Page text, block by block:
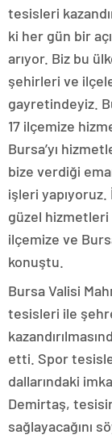
tesisleri
ki her gün bir
arıyor. Biz bu
şehirleri ve
gayretindeyiz.
17 ilçemize
Bursa’yı
bize verdiği
işleri yapıyoruz.
güzel hizmetleri
ilçemize ve
konuştu.
Bursa Valisi
tesisleri ile
etti. Spor
dallarındaki
Demirtaş,
sağlayacağını